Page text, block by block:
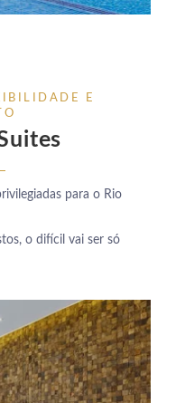
E
para o Rio
o difícil vai ser só